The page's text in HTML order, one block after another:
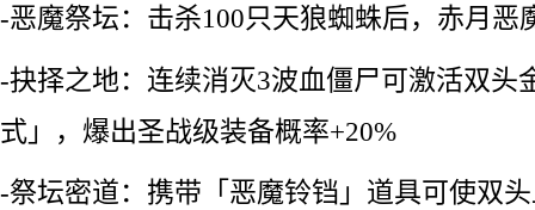
-恶魔祭坛：击杀100只天狼蜘蛛后，赤月恶
-抉择之地：连续消灭3波血僵尸可激活双头
式」，爆出圣战级装备概率+20%
-祭坛密道：携带「恶魔铃铛」道具可使双